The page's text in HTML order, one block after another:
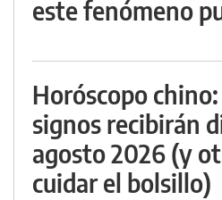
este fenómeno
Horóscopo
signos recibirán
agosto 2026 (y
cuidar el bolsillo)